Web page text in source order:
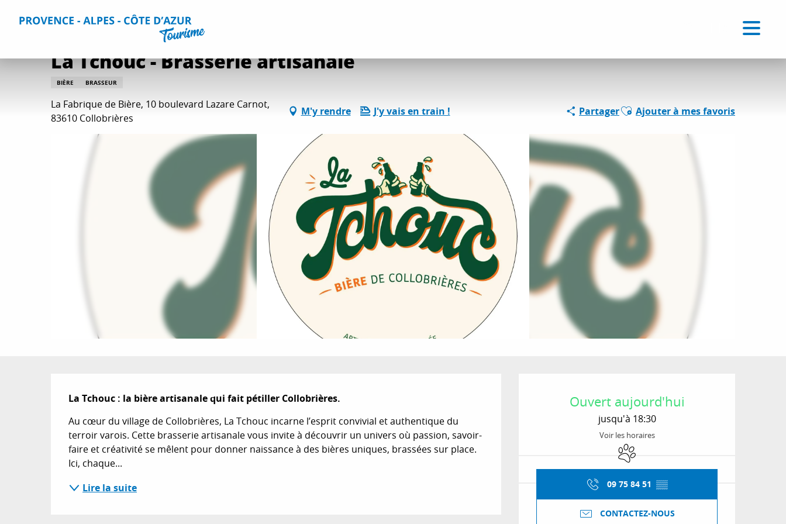
Accueil Que faire ? Vin et gastronomie
La Tchouc - Brasserie artisanale
BIÈRE BRASSEUR
La Fabrique de Bière, 10 boulevard Lazare Carnot,
83610 Collobrières
M'y rendre J'y vais en train ! PartagerAjouter aux favoris
Ajouter à mes favoris
Ouverture et
Ouvert aujourd'hui
jusqu'à 18:30
Voir les horaires
Animaux acceptés
09 75 84 51 ▒▒
CONTACTEZ-NOUS
Description
La Tchouc : la bière artisanale qui fait pétiller Collobrières.
Au cœur du village de Collobrières, La Tchouc incarne l’esprit convivial et authentique du
terroir varois. Cette brasserie artisanale vous invite à découvrir un univers où passion, savoir-
faire et créativité se mêlent pour donner naissance à des bières uniques, brassées sur place.
Ici, chaque...
Lire la suite